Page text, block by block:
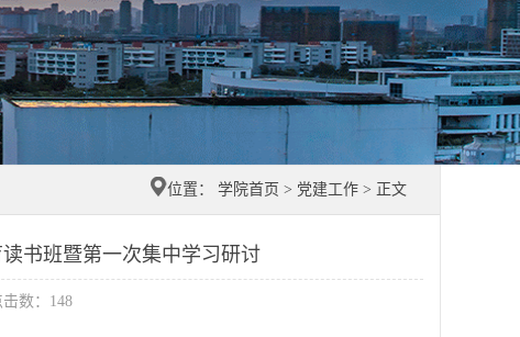
位置： 学院首页 > 党建工作 > 正文
书班暨第一次集中学习研讨
数： 148